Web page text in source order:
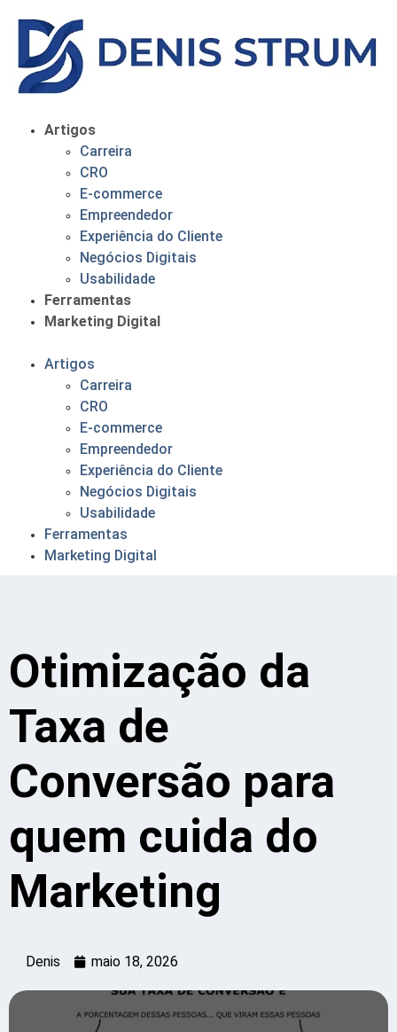
Artigos
Carreira
CRO
E-commerce
Empreendedor
Experiência do Cliente
Negócios Digitais
Usabilidade
Ferramentas
Marketing Digital
Artigos
Carreira
CRO
E-commerce
Empreendedor
Experiência do Cliente
Negócios Digitais
Usabilidade
Ferramentas
Marketing Digital
Otimização da
Taxa de
Conversão para
quem cuida do
Marketing
Denis maio 18, 2026